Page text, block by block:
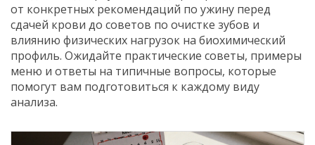
от конкретных рекомендаций по ужину перед
сдачей крови до советов по очистке зубов и
влиянию физических нагрузок на биохимический
профиль. Ожидайте практические советы, примеры
меню и ответы на типичные вопросы, которые
помогут вам подготовиться к каждому виду
анализа.